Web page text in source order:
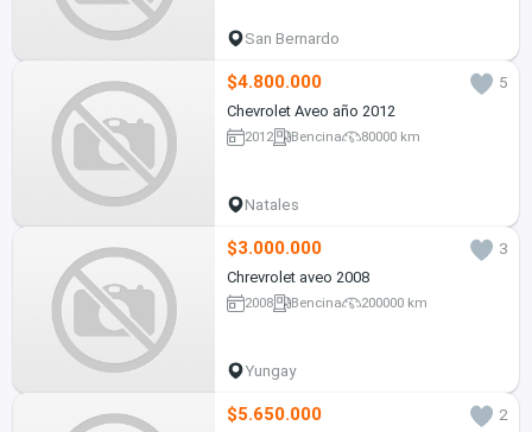
San Bernardo
$4.800.000
5
Chevrolet Aveo año 2012
2012 Bencina 80000 km
Natales
$3.000.000
3
Chrevrolet aveo 2008
2008 Bencina 200000 km
Yungay
$5.650.000
2